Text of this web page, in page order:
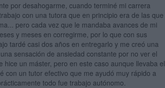
por desahogarme, cuando terminé mi carrera
con una tutora que en principio era de las que
pero cada vez que le mandaba avances de mi
y meses en corregirme, por lo que con sus
tardé casi dos años en entregarlo y me creó una
sensación de ansiedad constante por no ver el
hice un máster, pero en este caso aunque llevaba el
con un tutor efectivo que me ayudó muy rápido a
todo fue trabajo autónomo.